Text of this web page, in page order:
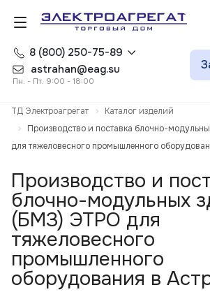
8 (800) 250-75-89
astrahan@eag.su
Пн. - Пт. 9:00 - 18:00
ТД Электроагрегат
Каталог изделий
Производство и поставка блочно-
для тяжеловесного промышленного
Производство и
блочно-модульных
(БМЗ) ЭТРО для
тяжеловесного
промышленного
оборудования в